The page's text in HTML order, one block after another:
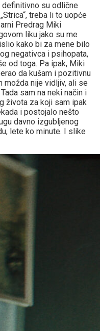
su odlične
treba li to uopće
Predrag Miki
liku jako su me
kako bi za mene bilo
negativca i psihopata,
od toga. Pa ipak, Miki
da kušam i pozitivnu
možda nije vidljiv, ali se
sam na neki način i
života za koji sam ipak
i postojalo nešto
davno izgubljenog
lete ko minute. I slike